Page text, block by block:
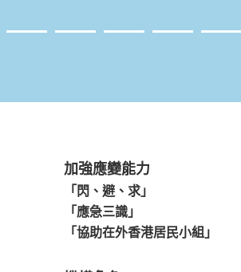
加強應變能力
「閃、避、求」
「應急三識」
「協助在外香港居民小組」